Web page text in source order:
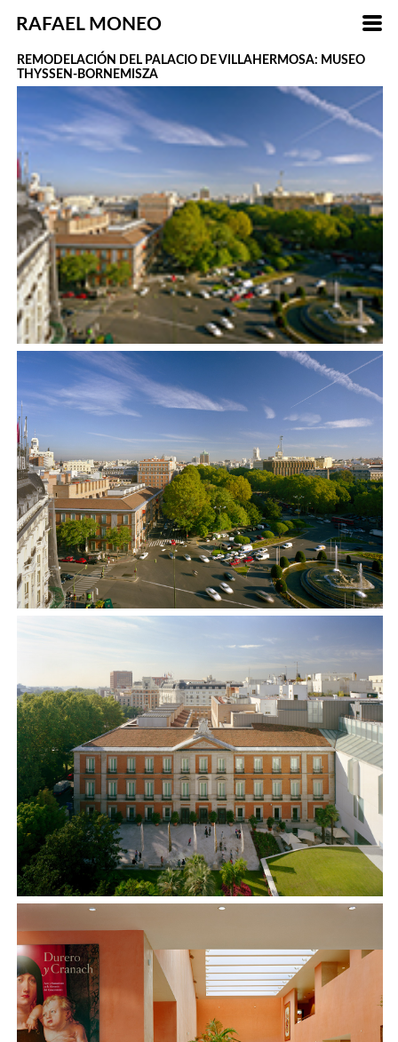
RAFAEL MONEO
REMODELACIÓN DEL PALACIO DE VILLAHERMOSA: MUSEO
THYSSEN-BORNEMISZA